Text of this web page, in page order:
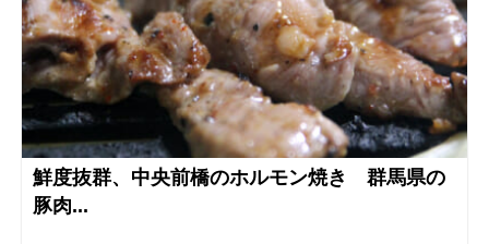
鮮度抜群、中央前橋のホルモン焼き 群馬県の
豚肉...